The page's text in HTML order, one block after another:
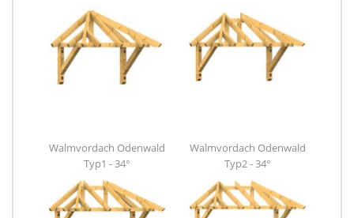
Walmvordach Odenwald
Typ1 - 34°
Walmvordach Odenwald
Typ2 - 34°